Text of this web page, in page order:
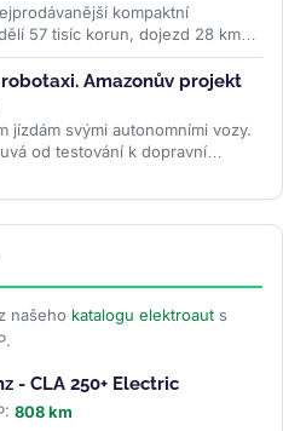
kompaktní
57 tisíc korun, dojezd 28 km,
Amazonův projekt
jízdám svými autonomními vozy.
od testování k dopravní
našeho katalogu elektroaut s
- CLA 250+ Electric
808 km